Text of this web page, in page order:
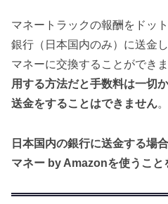
マネートラックの報酬をドッ
銀行（日本国内のみ）に送金
マネーに交換することができま
用する方法だと手数料は一切
送金をすることはできません。
日本国内の銀行に送金する場
マネー by Amazonを使うこと